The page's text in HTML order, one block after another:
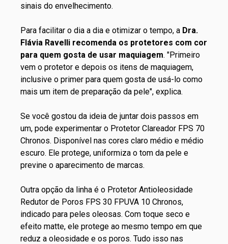
sinais do envelhecimento.
Para facilitar o dia a dia e otimizar o tempo, a Dra.
Flávia Ravelli recomenda os protetores com cor
para quem gosta de usar maquiagem. "Primeiro
vem o protetor e depois os itens de maquiagem,
inclusive o primer para quem gosta de usá-lo como
mais um item de preparação da pele", explica.
Se você gostou da ideia de juntar dois passos em
um, pode experimentar o Protetor Clareador FPS 70
Chronos. Disponível nas cores claro médio e médio
escuro. Ele protege, uniformiza o tom da pele e
previne o aparecimento de marcas.
Outra opção da linha é o Protetor Antioleosidade
Redutor de Poros FPS 30 FPUVA 10 Chronos,
indicado para peles oleosas. Com toque seco e
efeito matte, ele protege ao mesmo tempo em que
reduz a oleosidade e os poros. Tudo isso nas